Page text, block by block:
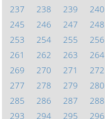
237
238 239 240
245
246 247 248
253
254 255 256
261
262 263 264
269
270 271 272
277
278 279 280
285
286 287 288
293
294 295 296